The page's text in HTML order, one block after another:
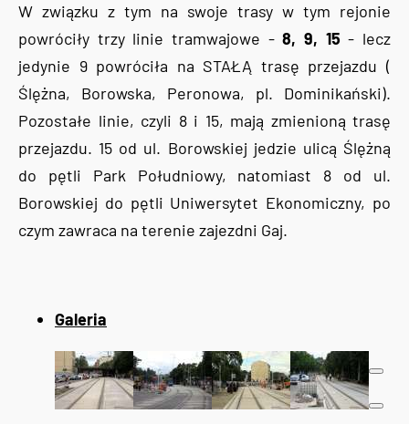
W związku z tym na swoje trasy w tym rejonie
powróciły trzy linie tramwajowe -8, 9, 15 - lecz
jedynie 9 powróciła na STAŁĄ trasę przejazdu (
Ślężna, Borowska, Peronowa, pl. Dominikański).
Pozostałe linie, czyli 8 i 15, mają zmienioną trasę
przejazdu. 15 od ul. Borowskiej jedzie ulicą Ślężną
do pętli Park Południowy, natomiast 8 od ul.
Borowskiej do pętli Uniwersytet Ekonomiczny, po
czym zawraca na terenie zajezdni Gaj.
Galeria